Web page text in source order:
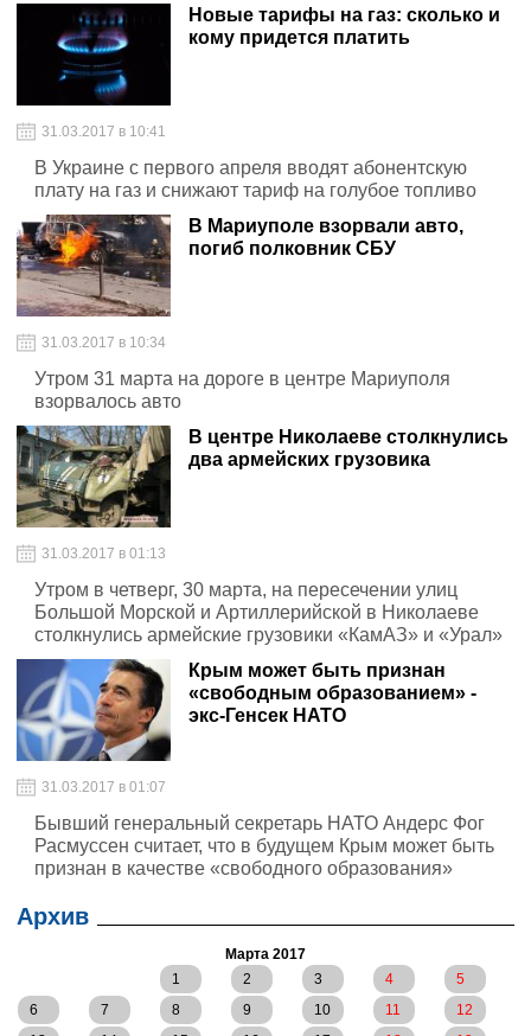
Новые тарифы на газ: сколько и
кому придется платить
31.03.2017 в 10:41
В Украине с первого апреля вводят абонентскую
плату на газ и снижают тариф на голубое топливо
В Мариуполе взорвали авто,
погиб полковник СБУ
31.03.2017 в 10:34
Утром 31 марта на дороге в центре Мариуполя
взорвалось авто
В центре Николаеве столкнулись
два армейских грузовика
31.03.2017 в 01:13
Утром в четверг, 30 марта, на пересечении улиц
Большой Морской и Артиллерийской в Николаеве
столкнулись армейские грузовики «КамАЗ» и «Урал»
Крым может быть признан
«свободным образованием» -
экс-Генсек НАТО
31.03.2017 в 01:07
Бывший генеральный секретарь НАТО Андерс Фог
Расмуссен считает, что в будущем Крым может быть
признан в качестве «свободного образования»
Архив
Марта 2017
1
2 3 4
5
6
7 8 9 10 11
12